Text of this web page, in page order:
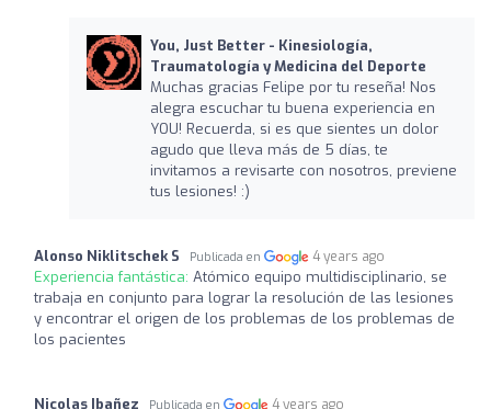
You, Just Better - Kinesiología,
Traumatología y Medicina del Deporte
Muchas gracias Felipe por tu reseña! Nos
alegra escuchar tu buena experiencia en
YOU! Recuerda, si es que sientes un dolor
agudo que lleva más de 5 días, te
invitamos a revisarte con nosotros, previene
tus lesiones! :)
Alonso Niklitschek S Publicada en 4 years ago
Experiencia fantástica: Atómico equipo multidisciplinario, se
trabaja en conjunto para lograr la resolución de las lesiones
y encontrar el origen de los problemas de los problemas de
los pacientes
Nicolas Ibañez Publicada en 4 years ago